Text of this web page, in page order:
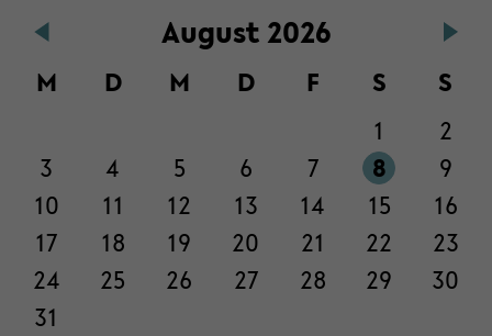
Au­gust 2026
M D M D F S
S
1
2
3
4 5 6 7 8
9
10
11 12 13 14 15
16
17
18 19 20 21 22
23
24
25 26 27 28 29
30
31